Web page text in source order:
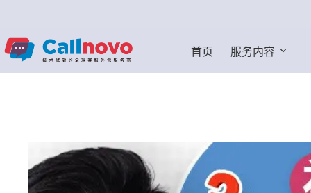
过
内
容
首页 服务内容